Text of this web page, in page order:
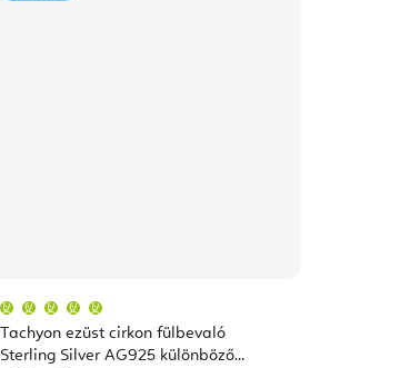
Tachyon ezüst cirkon fülbevaló
Sterling Silver AG925 különböző
átlagos
értékelése
5-